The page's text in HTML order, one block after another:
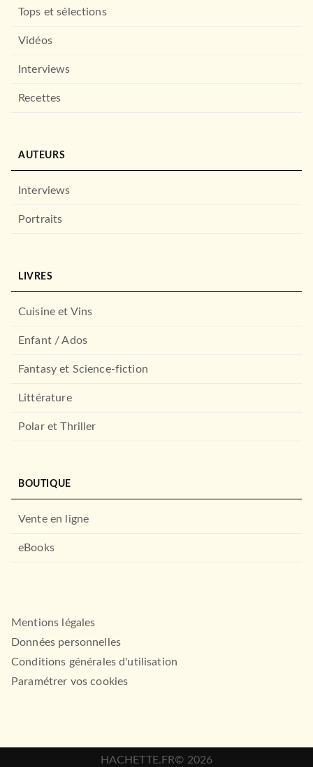
Tops et sélections
Vidéos
Interviews
Recettes
AUTEURS
Interviews
Portraits
LIVRES
Cuisine et Vins
Enfant / Ados
Fantasy et Science-fiction
Littérature
Polar et Thriller
BOUTIQUE
Vente en ligne
eBooks
Mentions légales
Données personnelles
Conditions générales d'utilisation
Paramétrer vos cookies
HACHETTE.FR© 2026